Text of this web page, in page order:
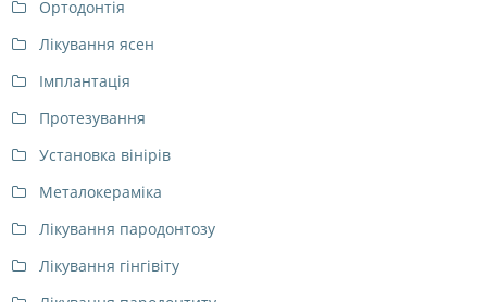
Ортодонтія
Лікування ясен
Імплантація
Протезування
Установка вінірів
Металокераміка
Лікування пародонтозу
Лікування гінгівіту